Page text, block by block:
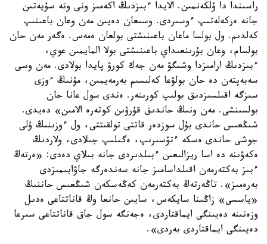
راسىندا دا ۇلكەنمىن. الايدا ءبىزدىڭ اكەمىز ونى وتە سۇيەتىن
جانە ەركەلەتىپ ءوسىردى. وسىعان دەيىن مەن وعان باعىنىپ
كەلدىم. ول بولسا ماعان باعىنىشتى بولعان ەمەس. ەگەر مەن حان
بولسام، وعان بۇرىنعىداي باعىنىشتى بولا المايمىن عوي،
ءبىزدىڭ ارامىزدا وشىگۋ مەن جەك كورۋ پايدا بولادى. مەن وسى
سەبەپتەن دە حان بولۋعا كەلىسىم بەرمەيمىن، مۇنىڭ ءوزى
سىزگە اقىلسىزدىق بولىپ كورىنەر. ەندى سول عانا حان
بولسىنشى. مەن ونىڭ حاندىق قۇرۋىن كوتەرە الامىن» دەيدى.
شىڭعىس حاندى بۇل سوزدەر قاتتى تولقىتتى، ول ءوزىنىڭ ۇلى
جوشى حاندى ەسكە ءتۇسىرىپ، ەگىلىپ جىلادى، ولاردىڭ
ەكەۋىنە دە اسا ريزالىعىن ءبىلدىردى جانە بىلاي دەدى: «ەرتەڭ
ءبىز بەكتەرمەن اقىلداسامىز جانە سەندەرگە جاۋابىمىزدى
بەرەمىز». تاڭەرتەڭ بەكتەرمەن كەڭەسكەن شىڭعىس حاننىڭ
«ياسسى» زاڭىنا سايكەس، سايىن حانعا وڭ قاناتتاعى ەدىل
وزەنىنە دەيىنگى ايماقتاردى، ەجەنگە سول جاق قاناتتاعى سىرعا
دەيىنگى ايماقتاردى بەردى».